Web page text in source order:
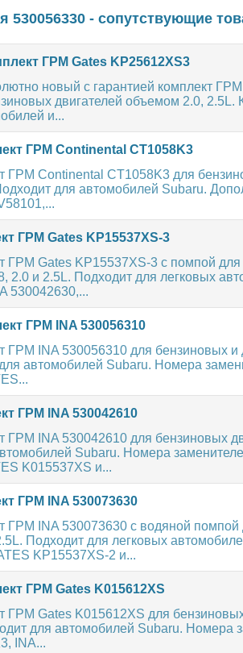
530056330 - сопутствующие
ГРМ Gates KP25612XS3
новый с гарантией комплект
двигателей объемом 2.0,
и...
ГРМ Continental CT1058K3
ГРМ Continental CT1058K3 для
для автомобилей Subaru.
ГРМ Gates KP15537XS-3
ГРМ Gates KP15537XS-3 с помпой для
2.0 и 2.5L. Подходит для легковых
530042630,...
ГРМ INA 530056310
ГРМ INA 530056310 для бензиновых и
автомобилей Subaru. Номера
ГРМ INA 530042610
ГРМ INA 530042610 для бензиновых
Subaru. Номера
K015537XS и...
ГРМ INA 530073630
ГРМ INA 530073630 с водяной помпой
Подходит для легковых
KP15537XS-2 и...
ГРМ Gates K015612XS
ГРМ Gates K015612XS для
для автомобилей Subaru. Номера
INA...